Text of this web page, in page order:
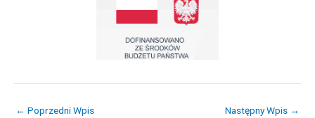
← Poprzedni Wpis Następny Wpis →